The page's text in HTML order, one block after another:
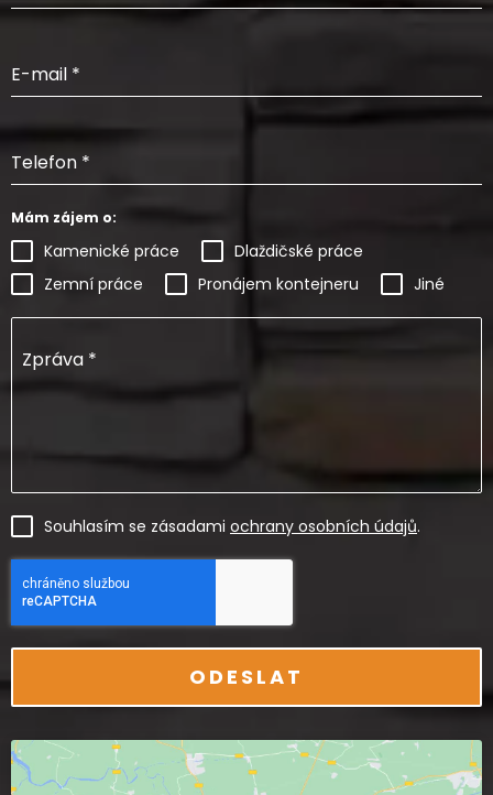
E-mail *
Telefon *
Mám zájem o:
Kamenické práce
Dlaždičské práce
Zemní práce
Pronájem kontejneru Jiné
Zpráva *
Souhlasím se zásadami ochrany osobních údajů.
ODESLAT